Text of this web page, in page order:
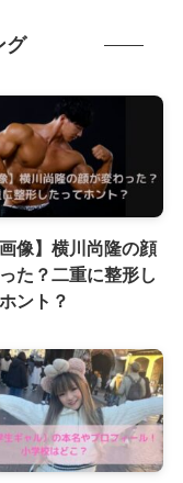
グ
画像】横川尚隆の顔
た？二重に整形し
ント？